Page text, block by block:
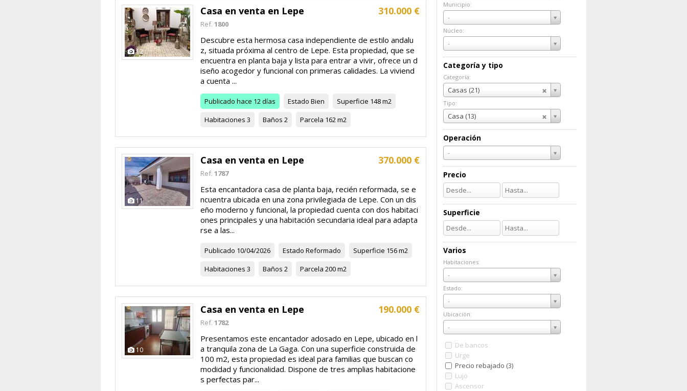
Municipio:
-
Municipio:
Núcleo:
-
Núcleo:
Categoría y tipo
Categoría:
Casas (21)
Categoría:
Tipo:
Casa (13)
Tipo:
Operación
-
Precio
Superficie
Varios
Habitaciones:
-
Habitaciones:
Estado:
-
Estado:
Ubicación:
-
Ubicación:
De bancos
Urge
Precio rebajado (3)
Lujo
Ascensor
12
310.000 €
Casa en venta en Lepe
Ref. 1800
Descubre esta hermosa casa independiente de estilo andalu
z, situada próxima al centro de Lepe. Esta propiedad, que se
encuentra en planta baja y lista para entrar a vivir, ofrece un d
iseño acogedor y funcional con primeras calidades. La viviend
a cuenta ...
Publicado hace 12 días Estado Bien Superficie 148 m2
Habitaciones 3 Baños 2 Parcela 162 m2
11
370.000 €
Casa en venta en Lepe
Ref. 1787
Esta encantadora casa de planta baja, recién reformada, se e
ncuentra ubicada en una zona privilegiada de Lepe. Con un dis
eño moderno y funcional, la propiedad cuenta con dos habitaci
ones principales y una habitación secundaria ideal para adapta
rse a las...
Publicado 10/04/2026 Estado Reformado Superficie 156 m2
Habitaciones 3 Baños 2 Parcela 200 m2
10
190.000 €
Casa en venta en Lepe
Ref. 1782
Presentamos este encantador adosado en Lepe, ubicado en l
a tranquila zona de La Gaga. Con una superficie construida de
100 m2, esta propiedad es ideal para familias que buscan co
modidad y funcionalidad. Dispone de tres amplias habitacione
s perfectas par...